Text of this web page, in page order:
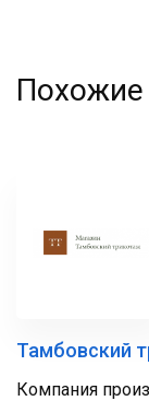
Тамбовский
Компания